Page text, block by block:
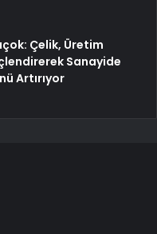
Çelik, Üretim
Sanayide
Artırıyor